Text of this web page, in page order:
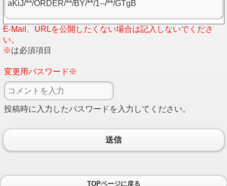
E-Mail、URLを公開したくない場合は記入しないでくださ
い。
※は必須項目
変更用パスワード※
投稿時に入力したパスワードを入力してください。
送信
TOPページに戻る